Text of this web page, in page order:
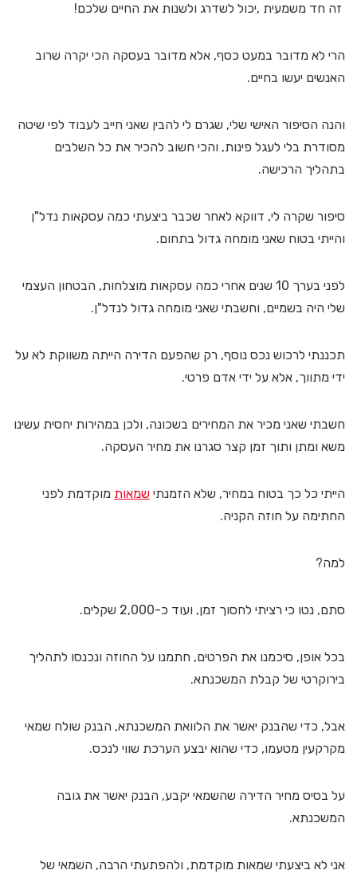
זה חד משמעית ,יכול לשדרג ולשנות את החיים שלכם!
הרי לא מדובר במעט כסף, אלא מדובר בעסקה הכי יקרה שרוב
האנשים יעשו בחיים.
והנה הסיפור האישי שלי, שגרם לי להבין שאני חייב לעבוד לפי שיטה
מסודרת בלי לעגל פינות, והכי חשוב להכיר את כל השלבים
בתהליך הרכישה.
סיפור שקרה לי, דווקא לאחר שכבר ביצעתי כמה עסקאות נדל"ן
והייתי בטוח שאני מומחה גדול בתחום.
לפני בערך 10 שנים אחרי כמה עסקאות מוצלחות, הבטחון העצמי
שלי היה בשמיים, וחשבתי שאני מומחה גדול לנדל"ן.
תכננתי לרכוש נכס נוסף, רק שהפעם הדירה הייתה משווקת לא על
ידי מתווך, אלא על ידי אדם פרטי.
חשבתי שאני מכיר את המחירים בשכונה, ולכן במהירות יחסית עשינו
משא ומתן ותוך זמן קצר סגרנו את מחיר העסקה.
הייתי כל כך בטוח במחיר, שלא הזמנתי שמאות מוקדמת לפני
החתימה על חוזה הקניה.
למה?
סתם, נטו כי רציתי לחסוך זמן, ועוד כ-2,000 שקלים.
בכל אופן, סיכמנו את הפרטים, חתמנו על החוזה ונכנסו לתהליך
בירוקרטי של קבלת המשכנתא.
אבל, כדי שהבנק יאשר את הלוואת המשכנתא, הבנק שולח שמאי
מקרקעין מטעמו, כדי שהוא יבצע הערכת שווי לנכס.
על בסיס מחיר הדירה שהשמאי יקבע, הבנק יאשר את גובה
המשכנתא.
אני לא ביצעתי שמאות מוקדמת, ולהפתעתי הרבה, השמאי של